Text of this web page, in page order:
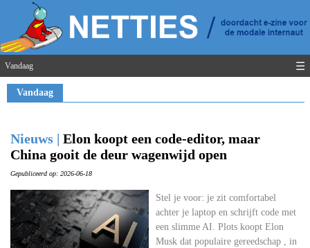
Vandaag ☰
Vandaag
Nieuws | Elon koopt een code-editor, maar
China gooit de deur wagenwijd open
Gepubliceerd op: 2026-06-18
Stel je voor: je zit comfortabel
achter je laptop en schrijft code met
een slimme AI. Plots koopt Elon
Musk dat populaire gereedschap , in